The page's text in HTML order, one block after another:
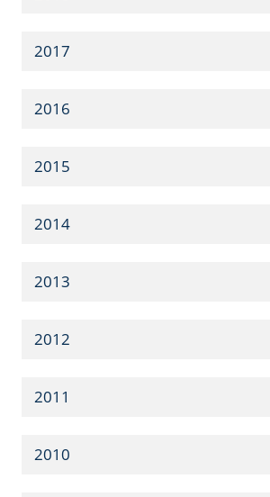
2017
2016
2015
2014
2013
2012
2011
2010